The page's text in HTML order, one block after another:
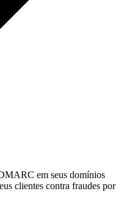
em seus domínios
clientes contra fraudes por